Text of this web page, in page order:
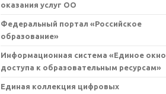
оказания услуг ОО
Федеральный портал «Российское
образование»
Информационная система «Единое окно
доступа к образовательным ресурсам»
Единая коллекция цифровых